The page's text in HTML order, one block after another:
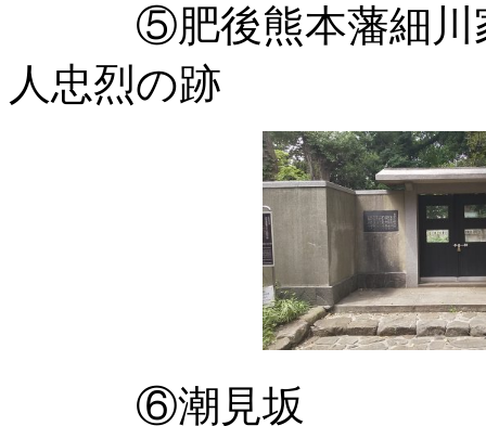
⑤肥後熊本藩細川家
人忠烈の跡
⑥潮見坂 名前の